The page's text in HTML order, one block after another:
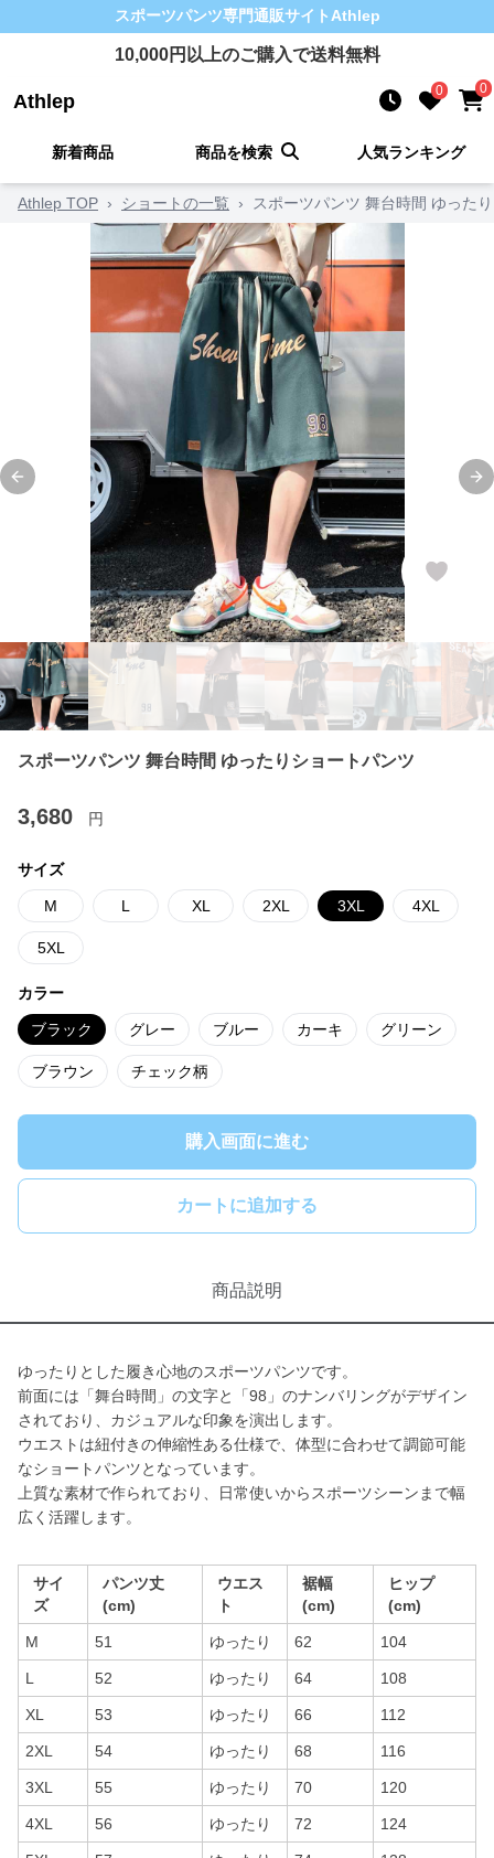
スポーツパンツ専門通販サイト Athlep
10,000円以上のご購入で送料無料
Athlep 0 0
新着商品 商品を検索 人気ランキング
Athlep TOP › ショートの一覧 › スポーツパンツ 舞台時間 ゆった
Previous slide
スポーツパンツ 舞台時間 ゆったりショートパンツ
3,680 円
サイズ
M L XL 2XL 3XL 4XL
5XL
カラー
ブラック グレー ブルー カーキ グリーン
ブラウン チェック柄
購入画面に進む
カートに追加する
商品説明
ゆったりとした履き心地のスポーツパンツです。
前面には「舞台時間」の文字と「98」のナンバリングがデザイン
されており、カジュアルな印象を演出します。
ウエストは紐付きの伸縮性ある仕様で、体型に合わせて調節可能
なショートパンツとなっています。
上質な素材で作られており、日常使いからスポーツシーンまで幅
広く活躍します。
サイ
ズ
パンツ丈
(cm)
ウエス
ト
裾幅
(cm)
ヒップ
(cm)
M 51 ゆったり 62 104
L 52 ゆったり 64 108
XL 53 ゆったり 66 112
2XL 54 ゆったり 68 116
3XL 55 ゆったり 70 120
4XL 56 ゆったり 72 124